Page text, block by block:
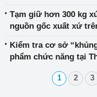
Tạm giữ hơn 300 kg
nguồn gốc xuất xứ
Kiểm tra cơ sở
phẩm chức năng tại
1 2 3